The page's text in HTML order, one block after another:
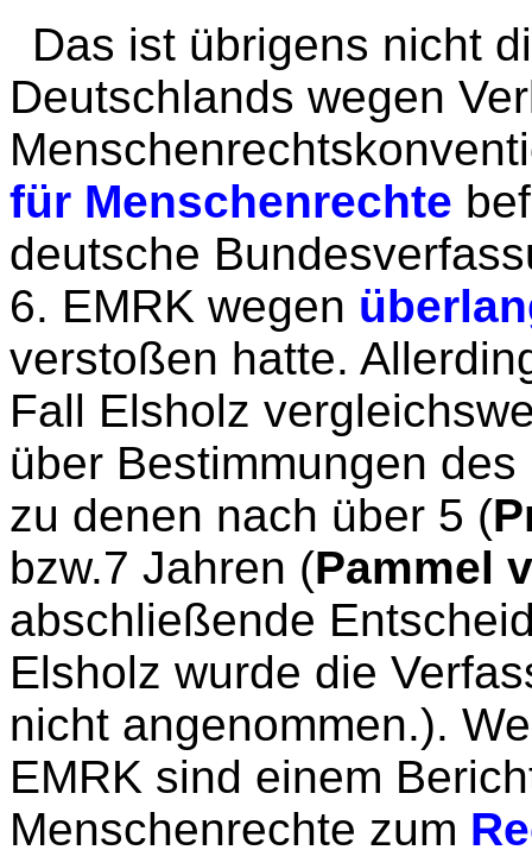
Das ist übrigens nicht
Deutschlands wegen
für Menschenrechte
deutsche
6. EMRK wegen
verstoßen hatte.
Fall Elsholz
über Bestimmungen
zu denen nach über 5 (
bzw.7 Jahren (Pammel
abschließende
Elsholz wurde die
nicht angenommen.).
EMRK sind einem
Menschenrechte zum